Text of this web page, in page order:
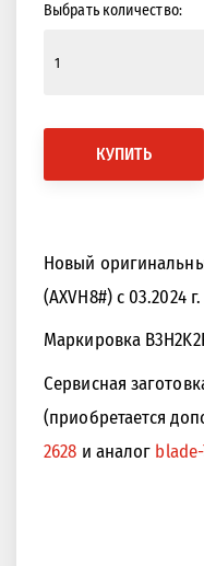
Выбрать количество:
КУПИТЬ
Новый
(AXVH8#) с 03.2024 г.
Маркировка
Сервисная
(приобретается
2628 и аналог blade-